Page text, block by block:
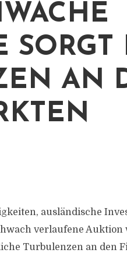
SORGT
AN
ausländische
verlaufene Auktion
Turbulenzen an den